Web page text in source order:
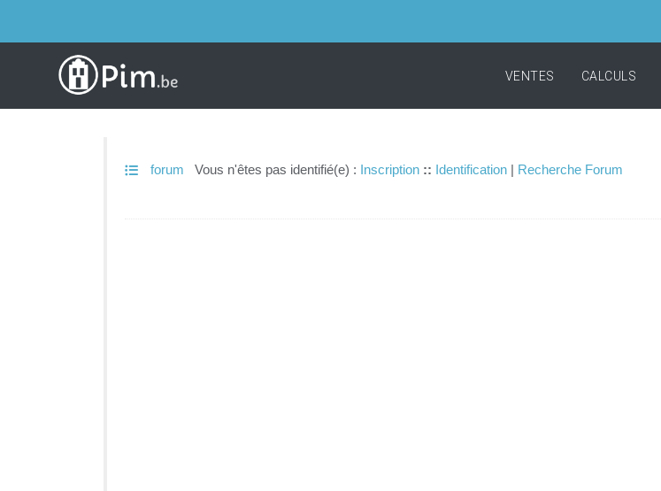
VENTES CALCULS
forum Vous n'êtes pas identifié(e) : Inscription :: Identification | Recherche Forum